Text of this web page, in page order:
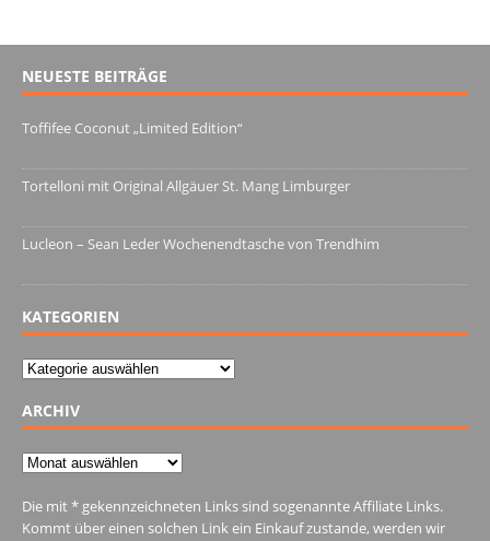
NEUESTE BEITRÄGE
Toffifee Coconut „Limited Edition“
Tortelloni mit Original Allgäuer St. Mang Limburger
Lucleon – Sean Leder Wochenendtasche von Trendhim
KATEGORIEN
Kategorien
ARCHIV
Archiv
Die mit * gekennzeichneten Links sind sogenannte Affiliate Links.
Kommt über einen solchen Link ein Einkauf zustande, werden wir